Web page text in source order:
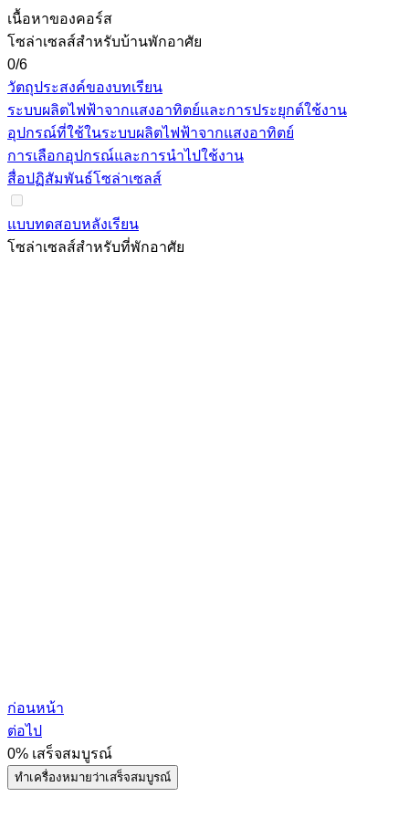
เนื้อหาของคอร์ส
โซล่าเซลส์สำหรับบ้านพักอาศัย
0/6
วัตถุประสงค์ของบทเรียน
ระบบผลิตไฟฟ้าจากแสงอาทิตย์และการประยุกต์ใช้งาน
อุปกรณ์ที่ใช้ในระบบผลิตไฟฟ้าจากแสงอาทิตย์
การเลือกอุปกรณ์และการนำไปใช้งาน
สื่อปฏิสัมพันธ์โซล่าเซลส์
แบบทดสอบหลังเรียน
โซล่าเซลส์สำหรับที่พักอาศัย
ก่อนหน้า
ต่อไป
0% เสร็จสมบูรณ์
ทำเครื่องหมายว่าเสร็จสมบูรณ์